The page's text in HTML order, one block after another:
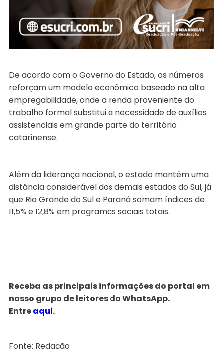
De acordo com o Governo do Estado, os números
reforçam um modelo econômico baseado na alta
empregabilidade, onde a renda proveniente do
trabalho formal substitui a necessidade de auxílios
assistenciais em grande parte do território
catarinense.
Além da liderança nacional, o estado mantém uma
distância considerável dos demais estados do Sul, já
que Rio Grande do Sul e Paraná somam índices de
11,5% e 12,8% em programas sociais totais.
Receba as principais informações do portal em
nosso grupo de leitores do WhatsApp.
Entreaqui.
Fonte: Redação